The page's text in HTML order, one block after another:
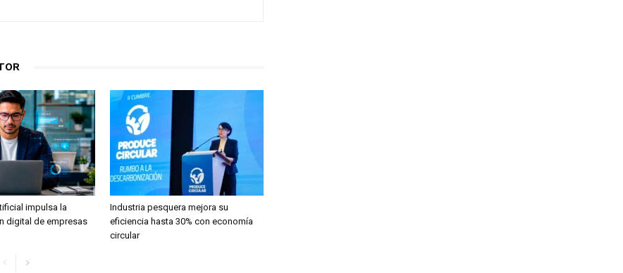
impulsa la
digital de empresas
Industria pesquera mejora su
eficiencia hasta 30% con economía
circular